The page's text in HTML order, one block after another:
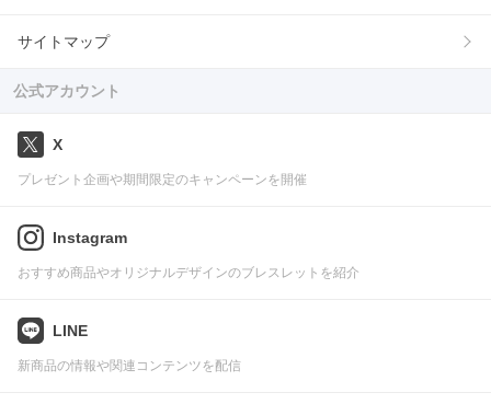
サイトマップ
公式アカウント
X
プレゼント企画や期間限定のキャンペーンを開催
Instagram
おすすめ商品やオリジナルデザインのブレスレットを紹介
LINE
新商品の情報や関連コンテンツを配信